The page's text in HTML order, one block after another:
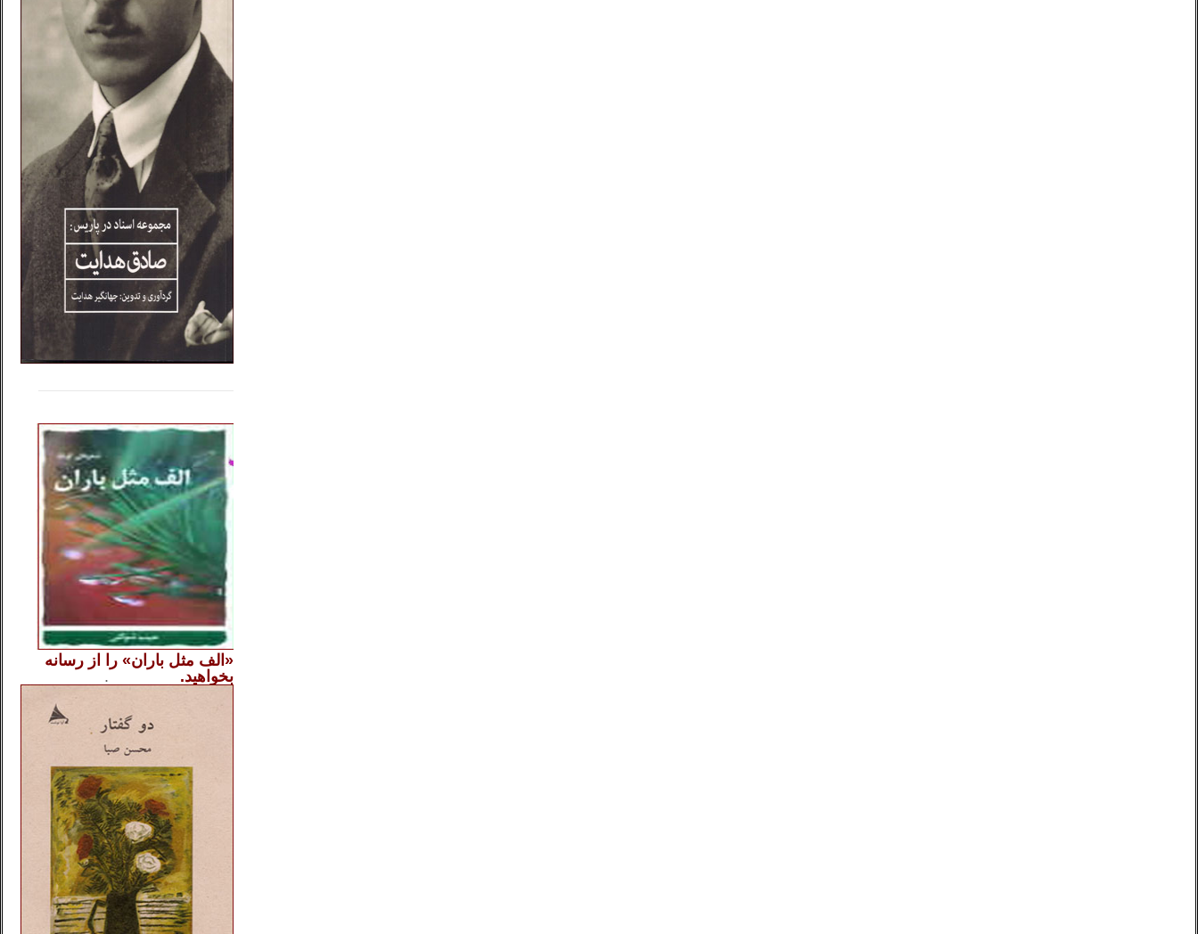
«الف مثل باران» را از رسانه
بخواهید.
.